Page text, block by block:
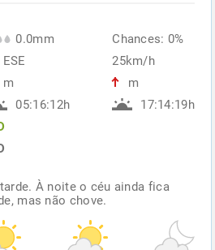
0.0mm
ESE
m
05:16:12h
Chances: 0%
25km/h
m
17:14:19h
À noite o céu ainda fica
mas não chove.